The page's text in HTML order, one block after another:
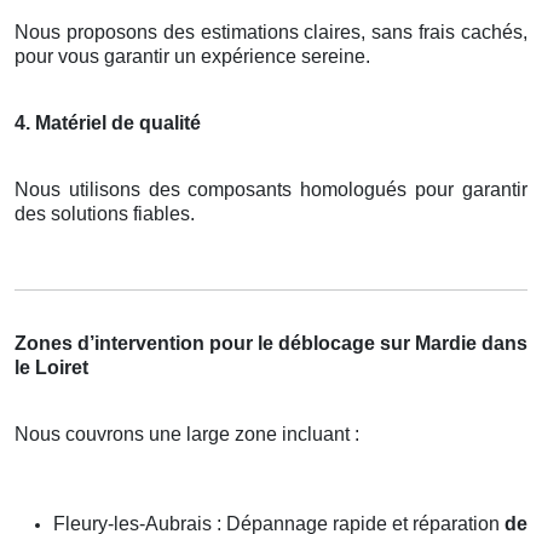
Nous proposons des estimations claires, sans frais cachés,
pour vous garantir un expérience sereine.
4. Matériel de qualité
Nous utilisons des composants homologués pour garantir
des solutions fiables.
Zones d’intervention pour le déblocage sur Mardie dans
le Loiret
Nous couvrons une large zone incluant :
Fleury-les-Aubrais : Dépannage rapide et réparation de